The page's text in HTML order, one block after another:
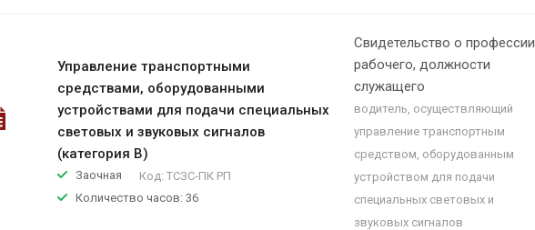
Управление транспортными
средствами, оборудованными
устройствами для подачи специальных
световых и звуковых сигналов
(категория B)
Заочная Код: ТСЗС-ПК РП
Количество часов: 36
Свидетельство о профессии
рабочего, должности
служащего
водитель, осуществляющий
управление транспортным
средством, оборудованным
устройством для подачи
специальных световых и
звуковых сигналов